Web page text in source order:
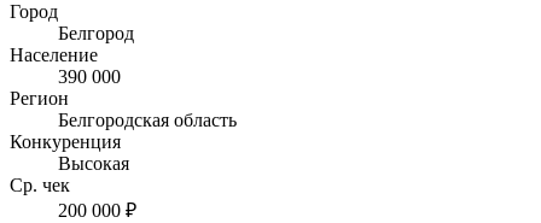
Город
Белгород
Население
390 000
Регион
Белгородская область
Конкуренция
Высокая
Ср. чек
200 000 ₽